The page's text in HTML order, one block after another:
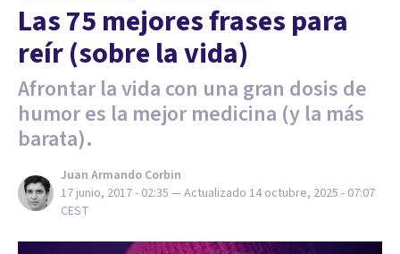
​Las 75 mejores frases para
reír (sobre la vida)
Afrontar la vida con una gran dosis de
humor es la mejor medicina (y la más
barata).
Juan Armando Corbin
17 junio, 2017 - 02:35 — Actualizado 14 octubre, 2025 - 07:07
CEST